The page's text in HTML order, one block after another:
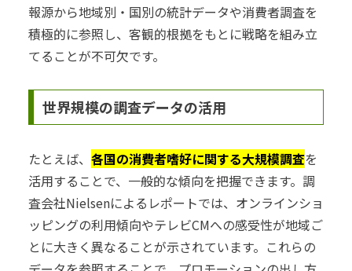
報源から地域別・国別の統計データや消費者調査を
積極的に参照し、客観的根拠をもとに戦略を組み立
てることが不可欠です。
世界規模の調査データの活用
たとえば、 各国の消費者嗜好に関する大規模調査を
活用することで、一般的な傾向を把握できます。調
査会社Nielsenによるレポートでは、オンラインショ
ッピングの利用傾向やテレビCMへの感受性が地域ご
とに大きく異なることが示されています。これらの